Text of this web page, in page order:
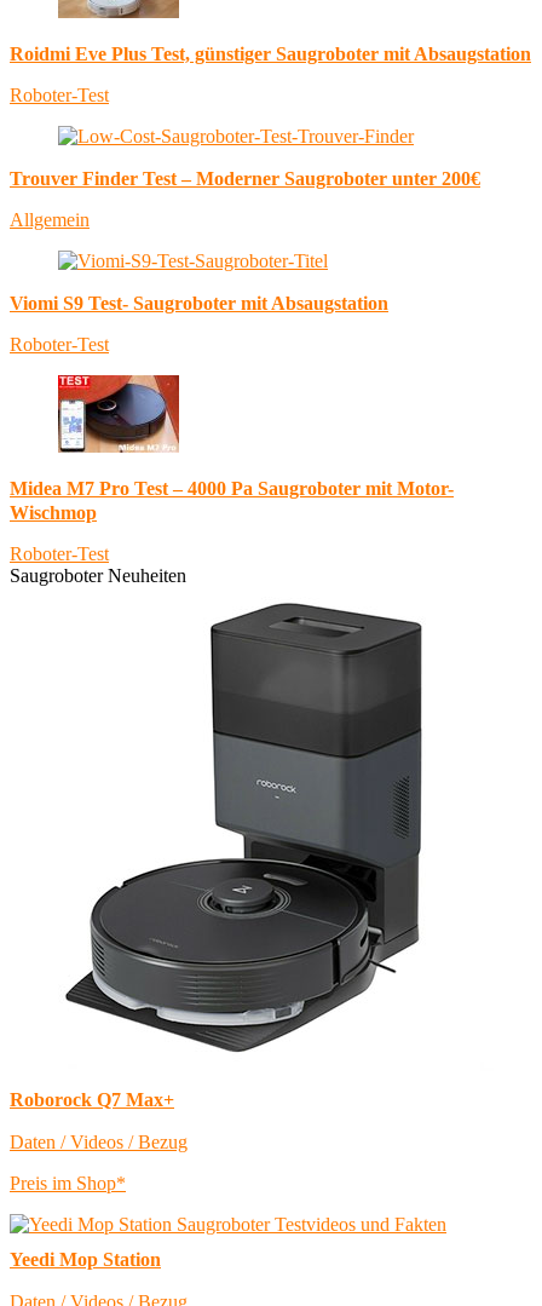
Roidmi Eve Plus Test, günstiger Saugroboter mit Absaugstation
Roboter-Test
Trouver Finder Test – Moderner Saugroboter unter 200€
Allgemein
Viomi S9 Test- Saugroboter mit Absaugstation
Roboter-Test
Midea M7 Pro Test – 4000 Pa Saugroboter mit Motor-
Wischmop
Roboter-Test
Saugroboter Neuheiten
Roborock Q7 Max+
Daten / Videos / Bezug
Preis im Shop*
Yeedi Mop Station
Daten / Videos / Bezug